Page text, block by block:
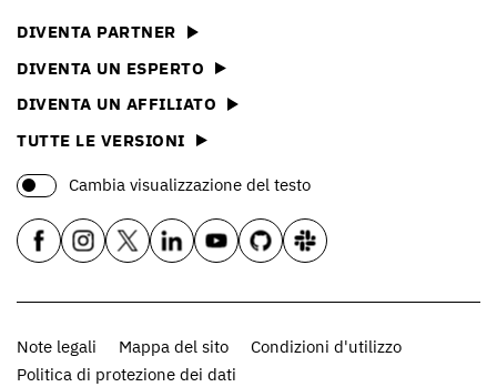
DIVENTA PARTNER
DIVENTA UN ESPERTO
DIVENTA UN AFFILIATO
TUTTE LE VERSIONI
Cambia visualizzazione del testo
Note legali Mappa del sito
Condizioni d'utilizzo
Politica di protezione dei dati